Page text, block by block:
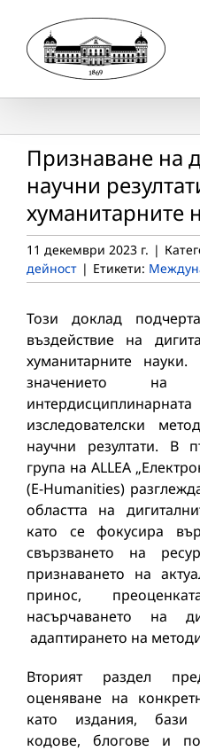
content
Признаване на
научни
хуманитарните
11 декември 2023 г. |
дейност | Етикети:
Този доклад
въздействие на
хуманитарните
значението на
изследователски
научни резултати. В
група на ALLEA
(E-Humanities)
областта на
като се фокусира
свързването на
признаването на
принос,
насърчаването на
адаптирането на
Вторият раздел
оценяване на
като издания, бази
кодове, блогове и